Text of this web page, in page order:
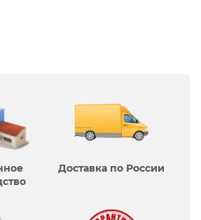
Доставка по России